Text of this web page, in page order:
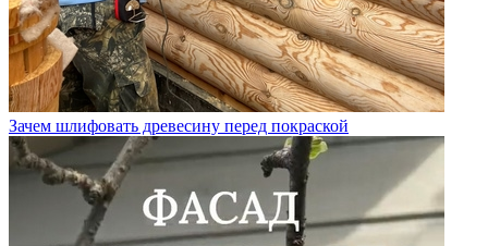
Зачем шлифовать древесину перед покраской